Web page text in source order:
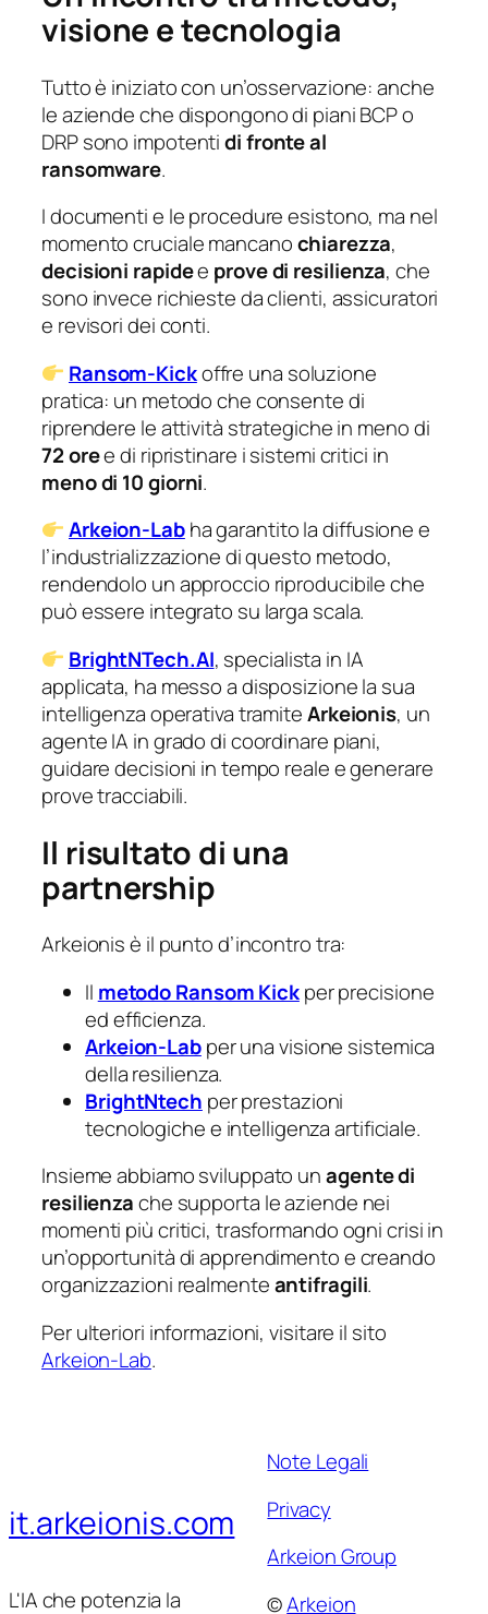
visione e tecnologia
Tutto è iniziato con un’osservazione: anche
le aziende che dispongono di piani BCP o
DRP sono impotentidi fronte al
ransomware.
I documenti e le procedure esistono, ma nel
momento cruciale mancanochiarezza,
decisioni rapidee prove di resilienza, che
sono invece richieste da clienti, assicuratori
e revisori dei conti.
Ransom-Kickoffre una soluzione
pratica: un metodo che consente di
riprendere le attività strategiche in meno di
72 oree di ripristinare i sistemi critici in
meno di 10 giorni.
Arkeion-Labha garantito la diffusione e
l’industrializzazione di questo metodo,
rendendolo un approccio riproducibile che
può essere integrato su larga scala.
BrightNTech.AI, specialista in IA
applicata, ha messo a disposizione la sua
intelligenza operativa tramiteArkeionis, un
agente IA in grado di coordinare piani,
guidare decisioni in tempo reale e generare
prove tracciabili.
Il risultato di una
partnership
Arkeionis è il punto d’incontro tra:
Il metodo Ransom Kickper precisione
ed efficienza.
Arkeion-Labper una visione sistemica
della resilienza.
BrightNtech per prestazioni
tecnologiche e intelligenza artificiale.
Insieme abbiamo sviluppato unagente di
resilienzache supporta le aziende nei
momenti più critici, trasformando ogni crisi in
un’opportunità di apprendimento e creando
organizzazioni realmenteantifragili.
Per ulteriori informazioni, visitare il sito
Arkeion-Lab.
it.arkeionis.com
L'IA che potenzia la
Note Legali
Privacy
Arkeion Group
©Arkeion